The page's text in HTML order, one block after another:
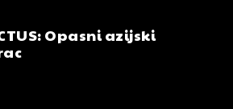
Opasni azijski